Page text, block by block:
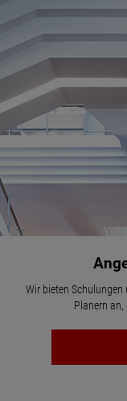
Wir bieten
Planern an,